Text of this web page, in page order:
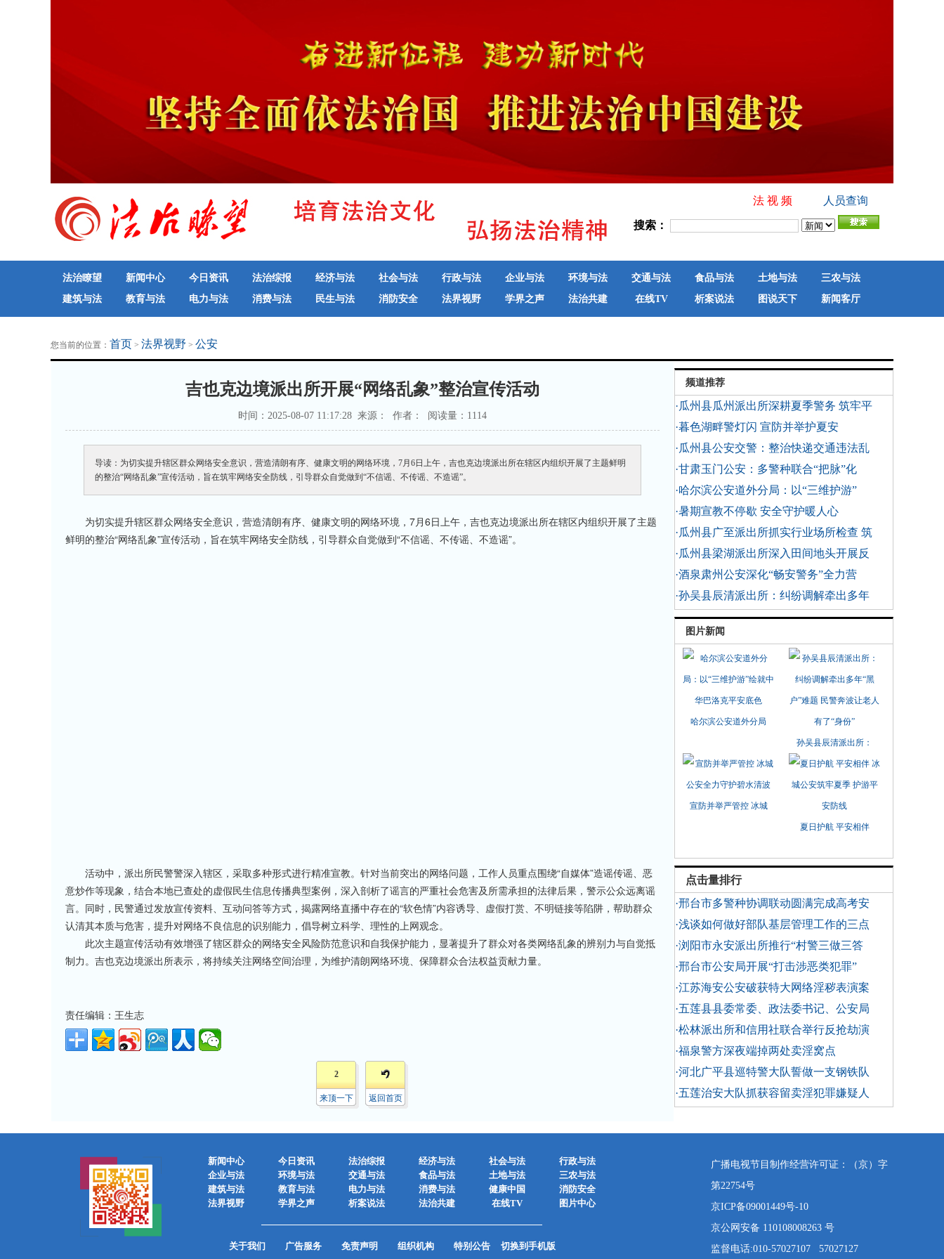
人员查询
法 视 频
搜索：
法治瞭望 新闻中心 今日资讯 法治综报 经济与法 社会与法 行政与法 企业与法 环境与法 交通与法 食品与法 土地与法
三农与法
建筑与法
教育与法 电力与法 消费与法 民生与法 消防安全 法界视野 学界之声 法治共建 在线TV 析案说法 图说天下
新闻客厅
地方法治联播
律师律所
您当前的位置： 首页 > 法界视野 > 公安
吉也克边境派出所开展“网络乱象”整治宣传活动
时间：2025-08-07 11:17:28 来源： 作者： 阅读量：1114
导读：为切实提升辖区群众网络安全意识，营造清朗有序、健康文明的网络环境，7月6日上午，吉也克边境派出所在辖区内组织开展了主题鲜明
的整治“网络乱象”宣传活动，旨在筑牢网络安全防线，引导群众自觉做到“不信谣、不传谣、不造谣”。
为切实提升辖区群众网络安全意识，营造清朗有序、健康文明的网络环境，7月6日上午，吉也克边境派出所在辖区内组织开展了主题
鲜明的整治“网络乱象”宣传活动，旨在筑牢网络安全防线，引导群众自觉做到“不信谣、不传谣、不造谣”。
活动中，派出所民警警深入辖区，采取多种形式进行精准宣教。针对当前突出的网络问题，工作人员重点围绕“自媒体”造谣传谣、恶
意炒作等现象，结合本地已查处的虚假民生信息传播典型案例，深入剖析了谣言的严重社会危害及所需承担的法律后果，警示公众远离谣
言。同时，民警通过发放宣传资料、互动问答等方式，揭露网络直播中存在的“软色情”内容诱导、虚假打赏、不明链接等陷阱，帮助群众
认清其本质与危害，提升对网络不良信息的识别能力，倡导树立科学、理性的上网观念。
此次主题宣传活动有效增强了辖区群众的网络安全风险防范意识和自我保护能力，显著提升了群众对各类网络乱象的辨别力与自觉抵
制力。吉也克边境派出所表示，将持续关注网络空间治理，为维护清朗网络环境、保障群众合法权益贡献力量。
责任编辑：王生志
2
来顶一下 返回首页
频道推荐
·瓜州县瓜州派出所深耕夏季警务 筑牢平
·暮色湖畔警灯闪 宣防并举护夏安
·瓜州县公安交警：整治快递交通违法乱
·甘肃玉门公安：多警种联合“把脉”化
·哈尔滨公安道外分局：以“三维护游”
·暑期宣教不停歇 安全守护暖人心
·瓜州县广至派出所抓实行业场所检查 筑
·瓜州县梁湖派出所深入田间地头开展反
·酒泉肃州公安深化“畅安警务”全力营
·孙吴县辰清派出所：纠纷调解牵出多年
图片新闻
哈尔滨公安道外分局
孙吴县辰清派出所：
宣防并举严管控 冰城
夏日护航 平安相伴
点击量排行
·邢台市多警种协调联动圆满完成高考安
·浅谈如何做好部队基层管理工作的三点
·浏阳市永安派出所推行“村警三做三答
·邢台市公安局开展“打击涉恶类犯罪”
·江苏海安公安破获特大网络淫秽表演案
·五莲县县委常委、政法委书记、公安局
·松林派出所和信用社联合举行反抢劫演
·福泉警方深夜端掉两处卖淫窝点
·河北广平县巡特警大队誓做一支钢铁队
·五莲治安大队抓获容留卖淫犯罪嫌疑人
新闻中心 今日资讯 法治综报 经济与法 社会与法
行政与法
企业与法
环境与法 交通与法 食品与法 土地与法
三农与法
建筑与法
教育与法 电力与法 消费与法 健康中国
消防安全
法界视野
学界之声 析案说法 法治共建 在线TV 图片中心
关于我们 广告服务 免责声明 组织机构 特别公告 切换到手机版
广播电视节目制作经营许可证：（京）字
第22754号
京ICP备09001449号-10
京公网安备 110108008263 号
监督电话:010-57027107 57027127